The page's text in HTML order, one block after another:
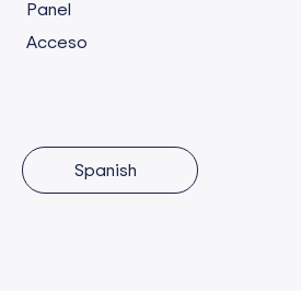
Panel
Acceso
Spanish